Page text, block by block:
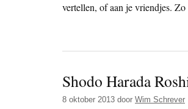
vertellen, of aan je vriendjes.
Shodo Harada
8 oktober 2013 door Wim Schrever